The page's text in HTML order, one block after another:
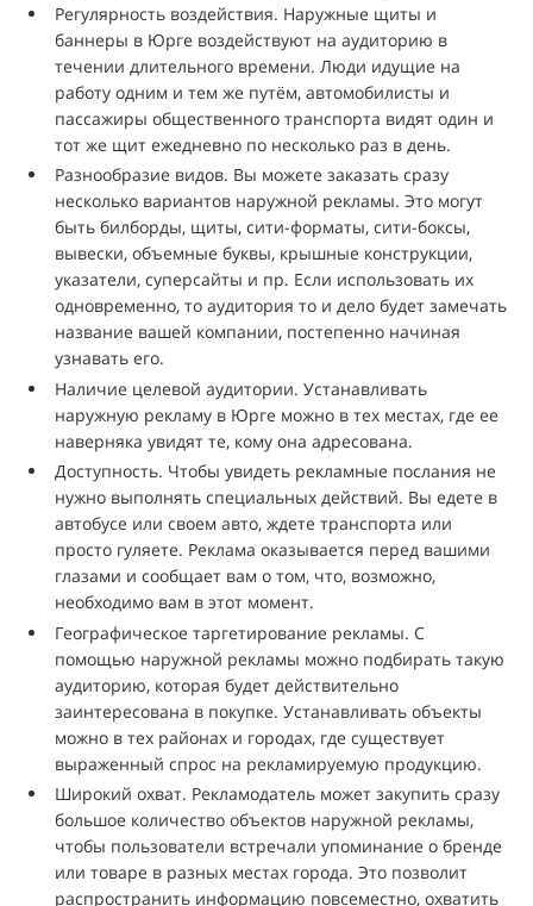
Регулярность воздействия. Наружные щиты и
баннеры в Юрге воздействуют на аудиторию в
течении длительного времени. Люди идущие на
работу одним и тем же путём, автомобилисты и
пассажиры общественного транспорта видят один и
тот же щит ежедневно по несколько раз в день.
Разнообразие видов. Вы можете заказать сразу
несколько вариантов наружной рекламы. Это могут
быть билборды, щиты, сити-форматы, сити-боксы,
вывески, объемные буквы, крышные конструкции,
указатели, суперсайты и пр. Если использовать их
одновременно, то аудитория то и дело будет замечать
название вашей компании, постепенно начиная
узнавать его.
Наличие целевой аудитории. Устанавливать
наружную рекламу в Юрге можно в тех местах, где ее
наверняка увидят те, кому она адресована.
Доступность. Чтобы увидеть рекламные послания не
нужно выполнять специальных действий. Вы едете в
автобусе или своем авто, ждете транспорта или
просто гуляете. Реклама оказывается перед вашими
глазами и сообщает вам о том, что, возможно,
необходимо вам в этот момент.
Географическое таргетирование рекламы. С
помощью наружной рекламы можно подбирать такую
аудиторию, которая будет действительно
заинтересована в покупке. Устанавливать объекты
можно в тех районах и городах, где существует
выраженный спрос на рекламируемую продукцию.
Широкий охват. Рекламодатель может закупить сразу
большое количество объектов наружной рекламы,
чтобы пользователи встречали упоминание о бренде
или товаре в разных местах города. Это позволит
распространить информацию повсеместно, охватить